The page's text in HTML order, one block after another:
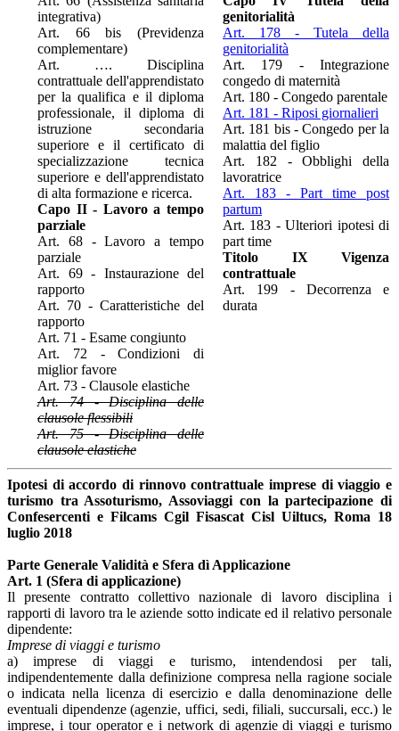
integrativa)
Art. 66 bis (Previdenza
complementare)
Art. …. Disciplina
contrattuale dell'apprendistato
per la qualifica e il diploma
professionale, il diploma di
istruzione secondaria
superiore e il certificato di
specializzazione tecnica
superiore e dell'apprendistato
di alta formazione e ricerca.
Capo II - Lavoro a tempo
parziale
Art. 68 - Lavoro a tempo
parziale
Art. 69 - Instaurazione del
rapporto
Art. 70 - Caratteristiche del
rapporto
Art. 71 - Esame congiunto
Art. 72 - Condizioni di
miglior favore
Art. 73 - Clausole elastiche
Art. 74 - Disciplina delle
clausole flessibili
Art. 75 - Disciplina delle
clausole elastiche
genitorialità
Art. 178 - Tutela della
genitorialità
Art. 179 - Integrazione
congedo di maternità
Art. 180 - Congedo parentale
Art. 181 - Riposi giornalieri
Art. 181 bis - Congedo per la
malattia del figlio
Art. 182 - Obblighi della
lavoratrice
Art. 183 - Part time post
partum
Art. 183 - Ulteriori ipotesi di
part time
Titolo IX Vigenza
contrattuale
Art. 199 - Decorrenza e
durata
Ipotesi di accordo di rinnovo contrattuale imprese di viaggio e
turismo tra Assoturismo, Assoviaggi con la partecipazione di
Confesercenti e Filcams Cgil Fisascat Cisl Uiltucs, Roma 18
luglio 2018
Parte Generale Validità e Sfera dì Applicazione
Art. 1 (Sfera di applicazione)
Il presente contratto collettivo nazionale di lavoro disciplina i
rapporti di lavoro tra le aziende sotto indicate ed il relativo personale
dipendente:
Imprese di viaggi e turismo
a) imprese di viaggi e turismo, intendendosi per tali,
indipendentemente dalla definizione compresa nella ragione sociale
o indicata nella licenza di esercizio e dalla denominazione delle
eventuali dipendenze (agenzie, uffici, sedi, filiali, succursali, ecc.) le
imprese, i tour operator e i network di agenzie di viaggi e turismo